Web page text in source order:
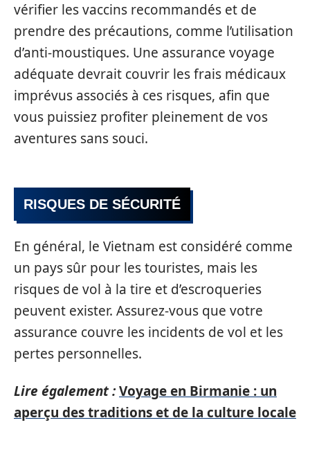
vérifier les vaccins recommandés et de
prendre des précautions, comme l’utilisation
d’anti-moustiques. Une assurance voyage
adéquate devrait couvrir les frais médicaux
imprévus associés à ces risques, afin que
vous puissiez profiter pleinement de vos
aventures sans souci.
RISQUES DE SÉCURITÉ
En général, le Vietnam est considéré comme
un pays sûr pour les touristes, mais les
risques de vol à la tire et d’escroqueries
peuvent exister. Assurez-vous que votre
assurance couvre les incidents de vol et les
pertes personnelles.
Lire également :Voyage en Birmanie : un
aperçu des traditions et de la culture locale